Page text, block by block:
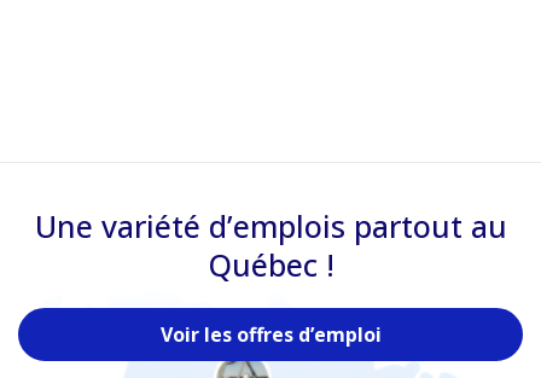
Une variété d’emplois partout au
Québec !
Voir les offres d’emploi